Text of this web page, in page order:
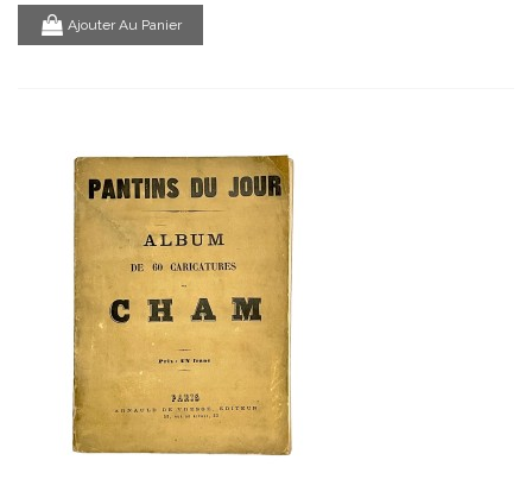
Ajouter Au Panier